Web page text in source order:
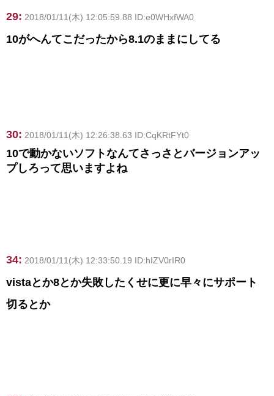
29: 2018/01/11(木) 12:05:59.88 ID:e0WHxfWA0
10がへんてこだったから8.1のままにしてる
30: 2018/01/11(木) 12:26:38.63 ID:CqKRtFYt0
10で動かないソフトなんてさっさとバージョンアッ
プしろって思いますよね
34: 2018/01/11(木) 12:33:50.19 ID:hIZV0rIR0
vistaとか8とか失敗したくせに更に早々にサポート
切るとか